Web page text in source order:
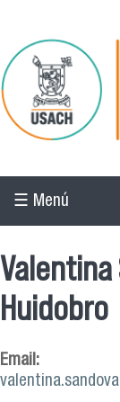
Pasar al
☰ Menú
Valentina
Huidobro
Email: